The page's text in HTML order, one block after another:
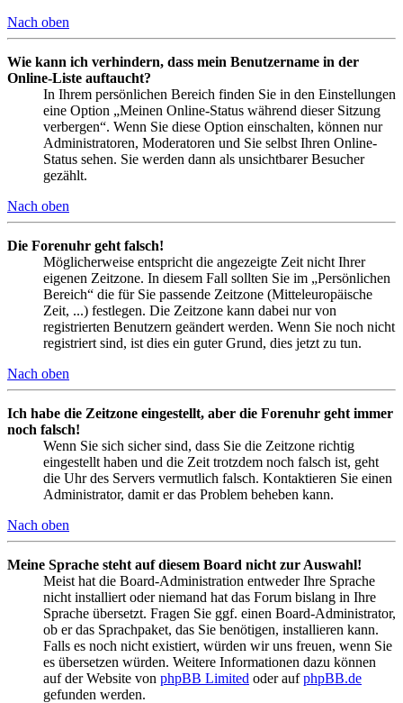
Nach oben
Wie kann ich verhindern, dass mein Benutzername in der
Online-Liste auftaucht?
In Ihrem persönlichen Bereich finden Sie in den Einstellungen
eine Option „Meinen Online-Status während dieser Sitzung
verbergen“. Wenn Sie diese Option einschalten, können nur
Administratoren, Moderatoren und Sie selbst Ihren Online-
Status sehen. Sie werden dann als unsichtbarer Besucher
gezählt.
Nach oben
Die Forenuhr geht falsch!
Möglicherweise entspricht die angezeigte Zeit nicht Ihrer
eigenen Zeitzone. In diesem Fall sollten Sie im „Persönlichen
Bereich“ die für Sie passende Zeitzone (Mitteleuropäische
Zeit, ...) festlegen. Die Zeitzone kann dabei nur von
registrierten Benutzern geändert werden. Wenn Sie noch nicht
registriert sind, ist dies ein guter Grund, dies jetzt zu tun.
Nach oben
Ich habe die Zeitzone eingestellt, aber die Forenuhr geht immer
noch falsch!
Wenn Sie sich sicher sind, dass Sie die Zeitzone richtig
eingestellt haben und die Zeit trotzdem noch falsch ist, geht
die Uhr des Servers vermutlich falsch. Kontaktieren Sie einen
Administrator, damit er das Problem beheben kann.
Nach oben
Meine Sprache steht auf diesem Board nicht zur Auswahl!
Meist hat die Board-Administration entweder Ihre Sprache
nicht installiert oder niemand hat das Forum bislang in Ihre
Sprache übersetzt. Fragen Sie ggf. einen Board-Administrator,
ob er das Sprachpaket, das Sie benötigen, installieren kann.
Falls es noch nicht existiert, würden wir uns freuen, wenn Sie
es übersetzen würden. Weitere Informationen dazu können
auf der Website von phpBB Limited oder aufphpBB.de
gefunden werden.